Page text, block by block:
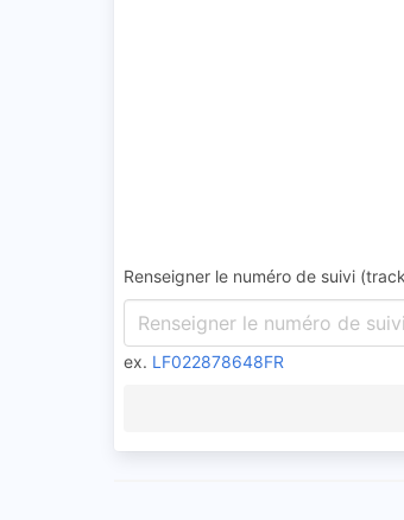
Renseigner le numéro de suivi
ex. LF022878648FR